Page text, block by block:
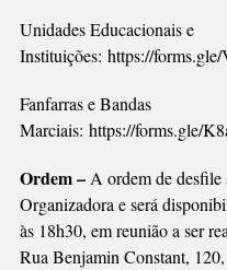
Unidades Educacionais e
Instituições: https://
Fanfarras e Bandas
Marciais: https://forms.gle/
Ordem –A ordem de desfile
Organizadora e será
às 18h30, em reunião a ser
Rua Benjamin Constant,